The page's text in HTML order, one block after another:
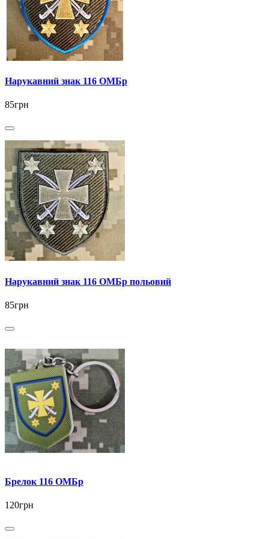
Нарукавний знак 116 ОМБр
85грн
Нарукавний знак 116 ОМБр польовий
85грн
Брелок 116 ОМБр
120грн